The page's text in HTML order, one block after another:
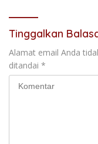
Tinggalkan
Alamat email Anda
ditandai *